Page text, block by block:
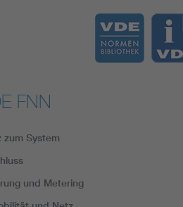
FNN
zum System
und Metering